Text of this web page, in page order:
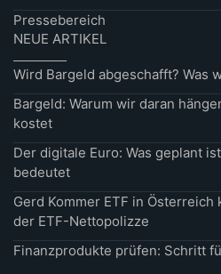
Pressebereich
NEUE ARTIKEL
Wird Bargeld abgeschafft? Was
Bargeld: Warum wir daran
kostet
Der digitale Euro: Was geplant
bedeutet
Gerd Kommer ETF in Österreich
der ETF-Nettopolizze
Finanzprodukte prüfen: Schritt